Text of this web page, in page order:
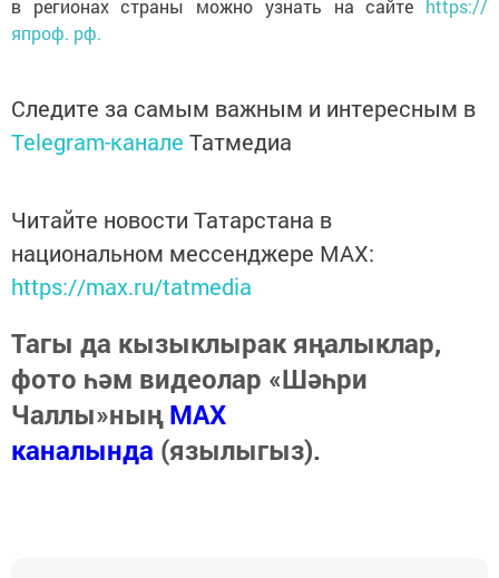
в регионах страны можно узнать на сайте https://
япроф. рф.
Следите за самым важным и интересным в
Telegram-канале Татмедиа
Читайте новости Татарстана в
национальном мессенджере MАХ:
https://max.ru/tatmedia
Тагы да кызыклырак яңалыклар,
фото һәм видеолар «Шәһри
Чаллы»ныңMAX
каналында (язылыгыз).